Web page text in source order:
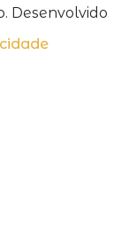
Desenvolvido